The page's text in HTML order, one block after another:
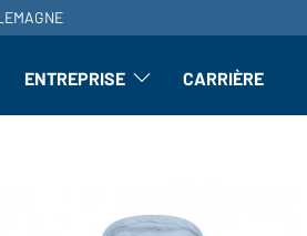
: ouvrir le sous-menu
ENTREPRISE L'entreprise : Ouvrir le sous-menu
CARRIÈRE